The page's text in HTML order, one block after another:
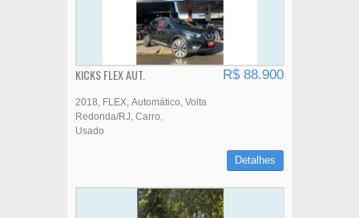
KICKS FLEX AUT. R$ 88.900
2018 FLEX Automático Volta
Redonda/RJ Carro
Usado
Detalhes